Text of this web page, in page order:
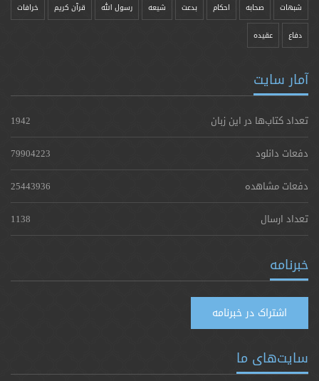
شبهات صحابه احکام بدعت شیعه رسول الله قرآن کریم خرافات
دفاع عقیده
آمار سایت
تعداد کتاب‌ها در این زبان
1942
دفعات دانلود
79904223
دفعات مشاهده
25443936
تعداد ارسال
1138
خبرنامه
اشتراک در خبرنامه
سایت‌های ما